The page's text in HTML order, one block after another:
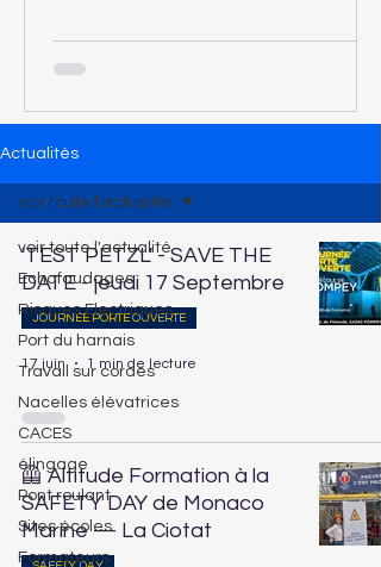
Actualités
voir toute l'actualité
Echafaudages
Risques Electriques
Port du harnais
Travail sur cordes
Nacelles élévatrices
CACES
élingage
Pont roulant
Sites écoles
Formateurs
voir toute l'actualité
'TEST PETZL' - SAVE THE
DATE - jeudi 17 Septembre
JOURNÉE PORTE OUVERTE
17 juin 1 min de lecture
🦺 Altitude Formation à la
SAFETY DAY de Monaco
Marine — La Ciotat